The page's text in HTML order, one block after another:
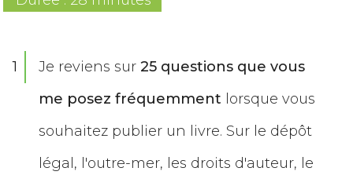
1 Je reviens sur 25 questions que vous
me posez fréquemment lorsque vous
souhaitez publier un livre. Sur le dépôt
légal, l'outre-mer, les droits d'auteur, le